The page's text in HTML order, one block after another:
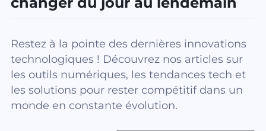
Restez à la pointe des dernières innovations
technologiques ! Découvrez nos articles sur
les outils numériques, les tendances tech et
les solutions pour rester compétitif dans un
monde en constante évolution.